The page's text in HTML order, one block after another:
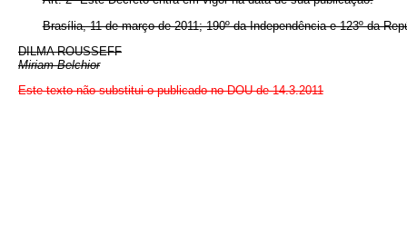
Brasília, 11 de março de 2011; 190º da Independência e 123º da
DILMA ROUSSEFF
Miriam Belchior
Este texto não substitui o publicado no DOU de 14.3.2011